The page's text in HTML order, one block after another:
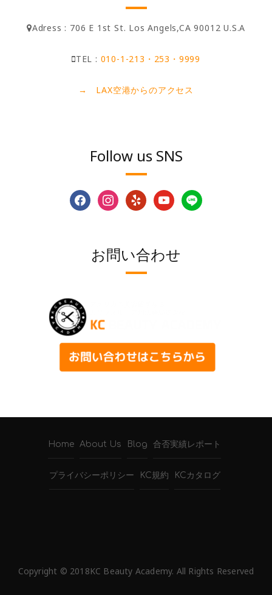
Adress : 706 E 1st St. Los Angels,CA 90012 U.S.A
TEL : 010-1-213・253・9999
→ LAX空港からのアクセス
Follow us SNS
facebookinstagram
yelp youtubeline
お問い合わせ
Home About Us Blog 合否実績レポート
プライバシーポリシー KC規約 KCカタログ
Copyright © 2018KC Beauty Academy. All Rights Reserved